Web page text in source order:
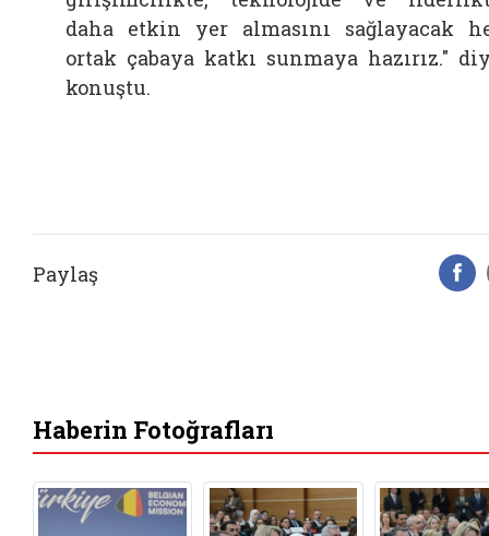
daha etkin yer almasını sağlayacak
ortak çabaya katkı sunmaya hazırız."
konuştu.
Paylaş
Haberin Fotoğrafları